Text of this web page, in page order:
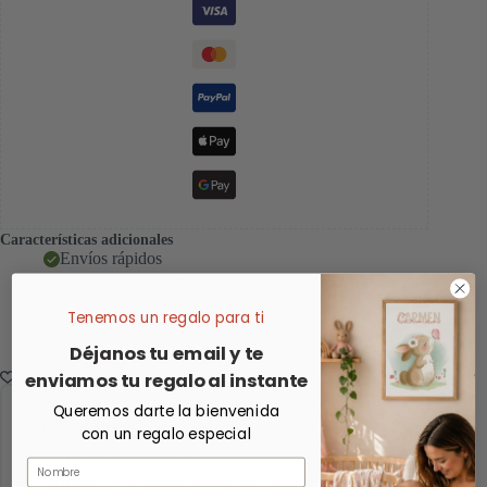
Características adicionales
Envíos rápidos
Atención al cliente personalizada
Satisfacción garantizada
¡Este producto está actualmente agotado!
¡No hay problema! Ingrese su dirección de correo
electrónico y le notificaremos de inmediato tan
Tenemos un regalo para ti
Déjanos tu email y te
enviamos tu regalo al instante
Queremos darte la bienvenida
con un regalo especial
Nombre